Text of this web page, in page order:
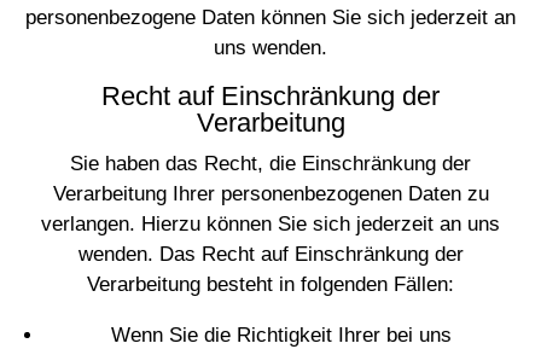
personenbezogene Daten können Sie sich jederzeit an
uns wenden.
Recht auf Einschränkung der
Verarbeitung
Sie haben das Recht, die Einschränkung der
Verarbeitung Ihrer personenbezogenen Daten zu
verlangen. Hierzu können Sie sich jederzeit an uns
wenden. Das Recht auf Einschränkung der
Verarbeitung besteht in folgenden Fällen:
Wenn Sie die Richtigkeit Ihrer bei uns